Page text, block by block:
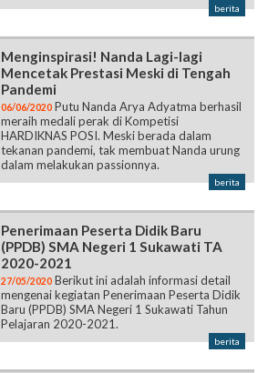
berita
Menginspirasi! Nanda Lagi-lagi
Mencetak Prestasi Meski di Tengah
Pandemi
06/06/2020 Putu Nanda Arya Adyatma berhasil
meraih medali perak di Kompetisi
HARDIKNAS POSI. Meski berada dalam
tekanan pandemi, tak membuat Nanda urung
dalam melakukan passionnya.
berita
Penerimaan Peserta Didik Baru
(PPDB) SMA Negeri 1 Sukawati TA
2020-2021
27/05/2020 Berikut ini adalah informasi detail
mengenai kegiatan Penerimaan Peserta Didik
Baru (PPDB) SMA Negeri 1 Sukawati Tahun
Pelajaran 2020-2021.
berita